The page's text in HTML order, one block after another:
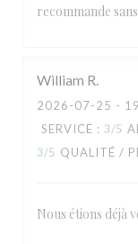
recommande
William R
2026-07-25 -
SERVICE : 3/5
3/5 QUALITÉ /
Nous étions déjà